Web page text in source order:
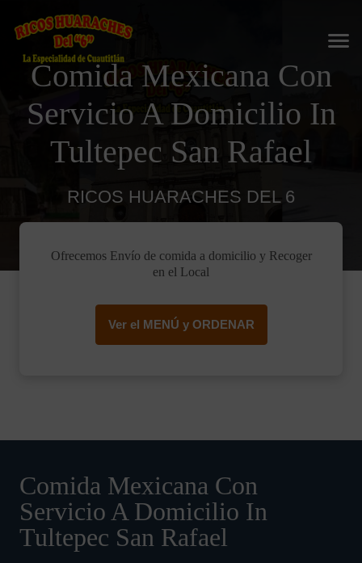
Comida Mexicana Con
Servicio A Domicilio In
Tultepec San Rafael
RICOS HUARACHES DEL 6
Ofrecemos Envío de comida a domicilio y Recoger
en el Local
Ver el MENÚ y ORDENAR
Comida Mexicana Con
Servicio A Domicilio In
Tultepec San Rafael